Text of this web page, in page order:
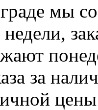
мы
за